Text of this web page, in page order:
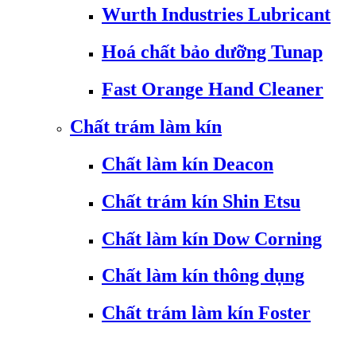
Wurth Industries Lubricant
Hoá chất bảo dưỡng Tunap
Fast Orange Hand Cleaner
Chất trám làm kín
Chất làm kín Deacon
Chất trám kín Shin Etsu
Chất làm kín Dow Corning
Chất làm kín thông dụng
Chất trám làm kín Foster